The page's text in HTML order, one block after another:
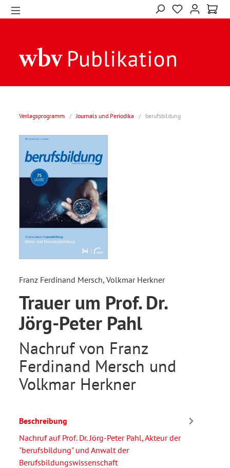
Verlagsprogramm / Journals und Periodika / berufsbildung
Franz Ferdinand Mersch, Volkmar Herkner
Trauer um Prof. Dr.
Jörg-Peter Pahl
Nachruf von Franz
Ferdinand Mersch und
Volkmar Herkner
Beschreibung
Nachruf auf Prof. Dr. Jörg-Peter Pahl, Akteur der
"berufsbildung" und Anwalt der
Berufsbildungswissenschaft